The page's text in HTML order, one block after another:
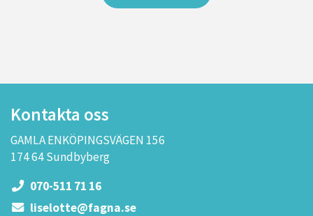
Kontakta oss
GAMLA ENKÖPINGSVÄGEN 156
174 64 Sundbyberg
070-511 71 16
liselotte@fagna.se